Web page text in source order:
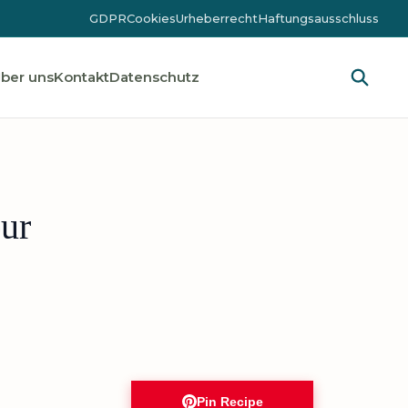
GDPRCookiesUrheberrechtHaftungsausschluss
unsKontaktDatenschutz
Pin Recipe